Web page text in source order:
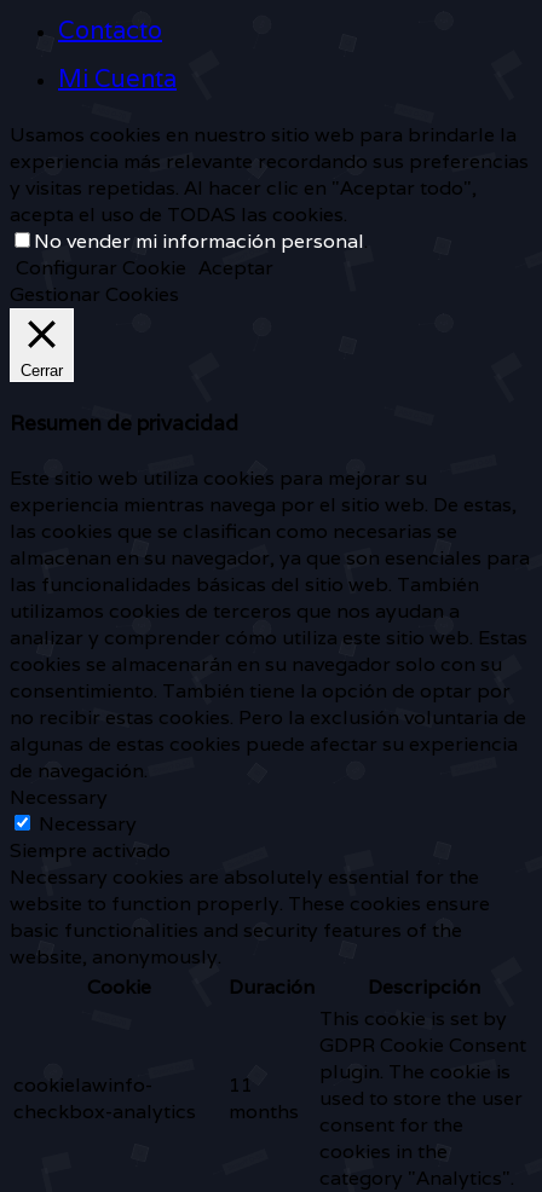
Contacto
Mi Cuenta
Usamos cookies en nuestro sitio web para brindarle la
experiencia más relevante recordando sus preferencias
y visitas repetidas. Al hacer clic en "Aceptar todo",
acepta el uso de TODAS las cookies.
No vender mi información personal.
Configurar Cookie Aceptar
Gestionar Cookies
Cerrar
Resumen de privacidad
Este sitio web utiliza cookies para mejorar su
experiencia mientras navega por el sitio web. De estas,
las cookies que se clasifican como necesarias se
almacenan en su navegador, ya que son esenciales para
las funcionalidades básicas del sitio web. También
utilizamos cookies de terceros que nos ayudan a
analizar y comprender cómo utiliza este sitio web. Estas
cookies se almacenarán en su navegador solo con su
consentimiento. También tiene la opción de optar por
no recibir estas cookies. Pero la exclusión voluntaria de
algunas de estas cookies puede afectar su experiencia
de navegación.
Necessary
Necessary
Siempre activado
Necessary cookies are absolutely essential for the
website to function properly. These cookies ensure
basic functionalities and security features of the
website, anonymously.
Cookie
Duración Descripción
cookielawinfo-
checkbox-analytics
11
months
This cookie is set by
GDPR Cookie Consent
plugin. The cookie is
used to store the user
consent for the
cookies in the
category "Analytics".